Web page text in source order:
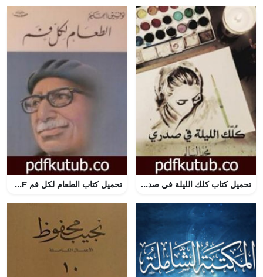
تحميل كتاب كلك الليلة في صدري PDF تأليف محمد السالم مجانا [كامل] تحميل كتاب الطعام لكل فم PDF تأليف توفيق الحكيم مجانا [كامل]